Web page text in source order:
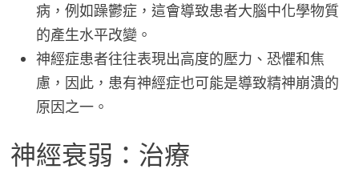
病，例如躁鬱症，這會導致患者大腦中化學物質
的產生水平改變。
神經症患者往往表現出高度的壓力、恐懼和焦
慮，因此，患有神經症也可能是導致精神崩潰的
原因之一。
神經衰弱：治療